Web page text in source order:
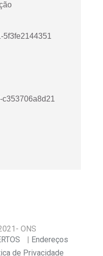
5f3fe2144351
c353706a8d21
- ONS
Endereços
de Privacidade